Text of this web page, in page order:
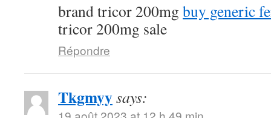
brand tricor 200mg buy generic
tricor 200mg sale
Répondre
Tkgmyysays: